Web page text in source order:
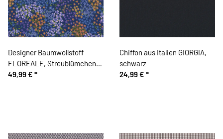
Designer Baumwollstoff
FLOREALE, Streublümchen,
blau
49,99 € *
Chiffon aus Italien GIORGIA,
schwarz
24,99 € *